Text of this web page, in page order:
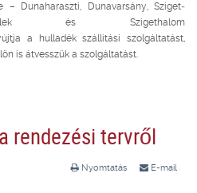
– Dunaharaszti, Dunavarsány, Sziget­
és Szigethalom
a hulladék­ szállítási szolgáltatást,
is átvesszük a szolgáltatást.
rendezési tervről
Nyomtatás E-mail